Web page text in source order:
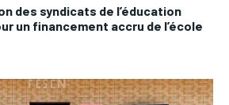
des syndicats de l’éducation
un financement accru de l’école